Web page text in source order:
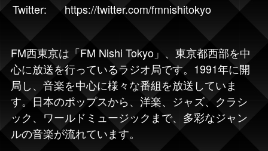
Twitter:
https://twitter.com/fmnishitokyo
FM西東京は「FM Nishi Tokyo 」、東京都西部を中
心に放送を行っているラジオ局です。1991年に開
局し、音楽を中心に様々な番組を放送していま
す。日本のポップスから、洋楽、ジャズ、クラシ
ック、ワールドミュージックまで、多彩なジャン
ルの音楽が流れています。